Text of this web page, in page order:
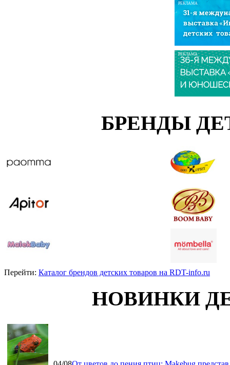
РЕКЛАМА
РЕКЛАМА
БРЕНДЫ
Перейти: Каталог брендов детских товаров на RDT-info.ru
НОВИНКИ